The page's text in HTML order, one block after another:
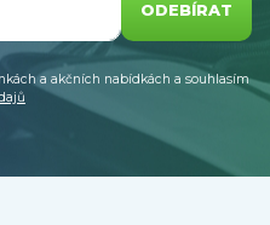
ODEBÍRAT
a akčních nabídkách a souhlasím